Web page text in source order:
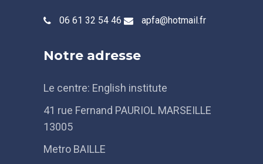
06 61 32 54 46 apfa@hotmail.fr
Notre adresse
Le centre: English institute
41 rue Fernand PAURIOL MARSEILLE
13005
Metro BAILLE